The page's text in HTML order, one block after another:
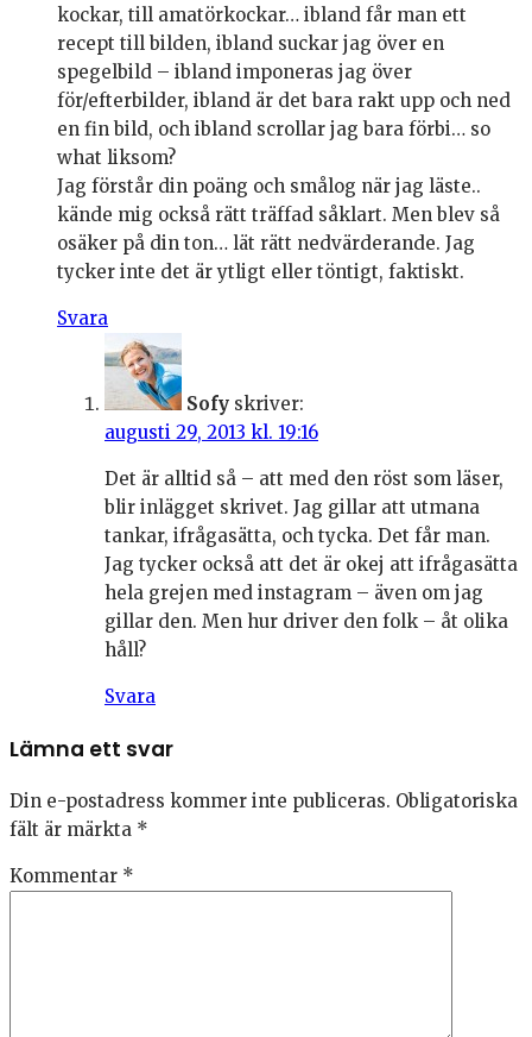
kockar, till amatörkockar… ibland får man ett
recept till bilden, ibland suckar jag över en
spegelbild – ibland imponeras jag över
för/efterbilder, ibland är det bara rakt upp och ned
en fin bild, och ibland scrollar jag bara förbi… so
what liksom?
Jag förstår din poäng och smålog när jag läste..
kände mig också rätt träffad såklart. Men blev så
osäker på din ton… lät rätt nedvärderande. Jag
tycker inte det är ytligt eller töntigt, faktiskt.
Svara
Sofy skriver:
augusti 29, 2013 kl. 19:16
Det är alltid så – att med den röst som läser,
blir inlägget skrivet. Jag gillar att utmana
tankar, ifrågasätta, och tycka. Det får man.
Jag tycker också att det är okej att ifrågasätta
hela grejen med instagram – även om jag
gillar den. Men hur driver den folk – åt olika
håll?
Svara
Lämna ett svar
Din e-postadress kommer inte publiceras. Obligatoriska
fält är märkta *
Kommentar *